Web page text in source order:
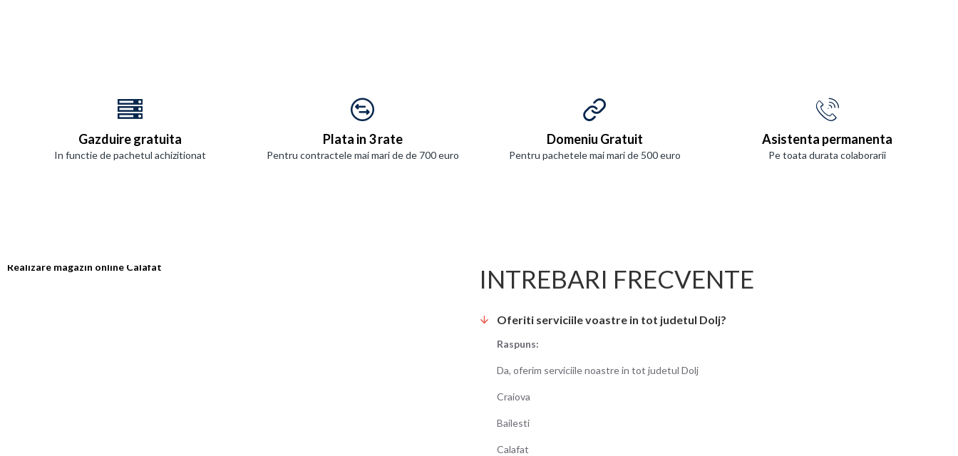
Gazduire gratuita
In functie de pachetul achizitionat
Plata in 3 rate
Pentru contractele mai mari de de 700 euro
Domeniu Gratuit
Pentru pachetele mai mari de 500 euro
Asistenta permanenta
Pe toata durata colaborarii
Realizare magazin online Calafat INTREBARI FRECVENTE
Oferiti serviciile voastre in tot judetul Dolj?
Raspuns:
Da, oferim serviciile noastre in tot judetul Dolj
Craiova
Bailesti
Calafat